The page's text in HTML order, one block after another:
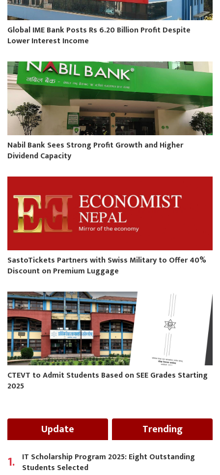
Global IME Bank Posts Rs 6.20 Billion Profit Despite
Lower Interest Income
Nabil Bank Sees Strong Profit Growth and Higher
Dividend Capacity
SastoTickets Partners with Swiss Military to Offer 40%
Discount on Premium Luggage
CTEVT to Admit Students Based on SEE Grades Starting
2025
Update Trending
1. IT Scholarship Program 2025: Eight Outstanding
Students Selected